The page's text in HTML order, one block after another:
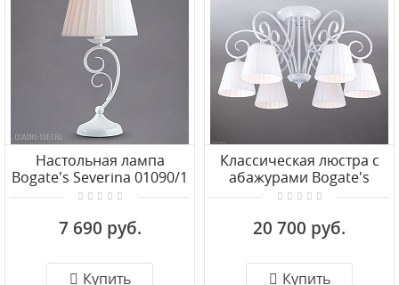
Настольная лампа
Bogate's Severina 01090/1
7 690 руб.
Купить
Классическая люстра с
абажурами Bogate's
Severina 303/6
20 700 руб.
Купить